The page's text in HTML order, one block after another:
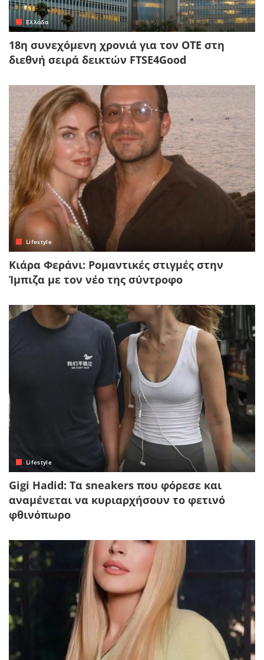
Ελλάδα
18η συνεχόμενη χρονιά για τον ΟΤΕ στη
διεθνή σειρά δεικτών FTSE4Good
Lifestyle
Κιάρα Φεράνι: Ρομαντικές στιγμές στην
Ίμπιζα με τον νέο της σύντροφο
Lifestyle
Gigi Hadid: Τα sneakers που φόρεσε και
αναμένεται να κυριαρχήσουν το φετινό
φθινόπωρο